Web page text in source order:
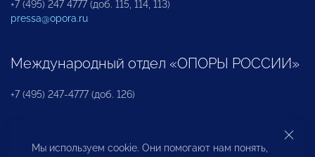
+7 (495) 247 4777 (доб. 115, 114, 113)
pressa@opora.ru
Международный отдел «ОПОРЫ РОССИИ»
+7 (495) 247-4777 (доб. 126)
Бюро по защите прав предпринимателей и
Мы используем cookie. Они помогают нам понять,